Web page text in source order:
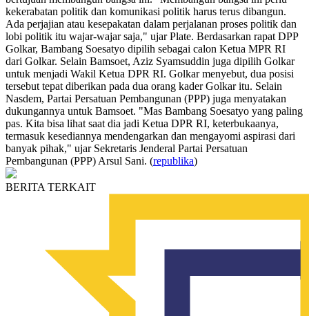
kekerabatan politik dan komunikasi politik harus terus dibangun.
Ada perjajian atau kesepakatan dalam perjalanan proses politik dan
lobi politik itu wajar-wajar saja," ujar Plate. Berdasarkan rapat DPP
Golkar, Bambang Soesatyo dipilih sebagai calon Ketua MPR RI
dari Golkar. Selain Bamsoet, Aziz Syamsuddin juga dipilih Golkar
untuk menjadi Wakil Ketua DPR RI. Golkar menyebut, dua posisi
tersebut tepat diberikan pada dua orang kader Golkar itu. Selain
Nasdem, Partai Persatuan Pembangunan (PPP) juga menyatakan
dukungannya untuk Bamsoet. "Mas Bambang Soesatyo yang paling
pas. Kita bisa lihat saat dia jadi Ketua DPR RI, keterbukaanya,
termasuk kesediannya mendengarkan dan mengayomi aspirasi dari
banyak pihak," ujar Sekretaris Jenderal Partai Persatuan
Pembangunan (PPP) Arsul Sani. (republika)
BERITA TERKAIT